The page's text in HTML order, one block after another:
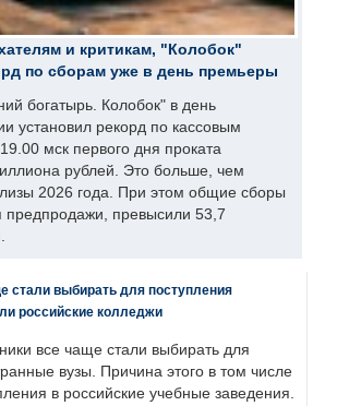
и критикам, "Колобок"
по сборам уже в день премьеры
богатырь. Колобок" в день
установил рекорд по кассовым
мск первого дня проката
рублей. Это больше, чем
2026 года. При этом общие сборы
предпродажи, превысили 53,7
стали выбирать для поступления
российские колледжи
все чаще стали выбирать для
вузы. Причина этого в том числе
в российские учебные заведения.